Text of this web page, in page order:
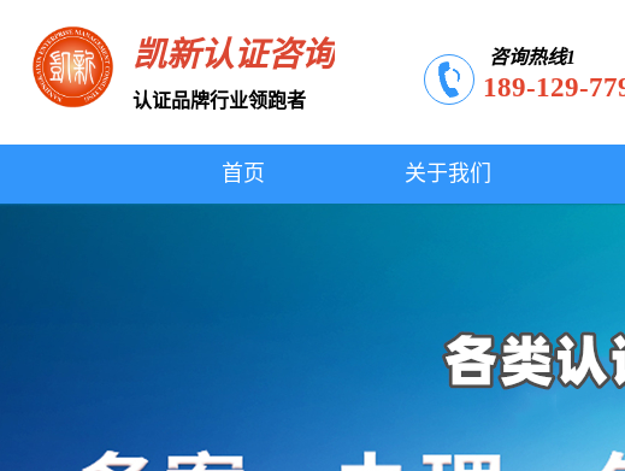
凯新认证咨询
认证品牌行业领跑者
咨询热线1
189-129-
首页 关于我们